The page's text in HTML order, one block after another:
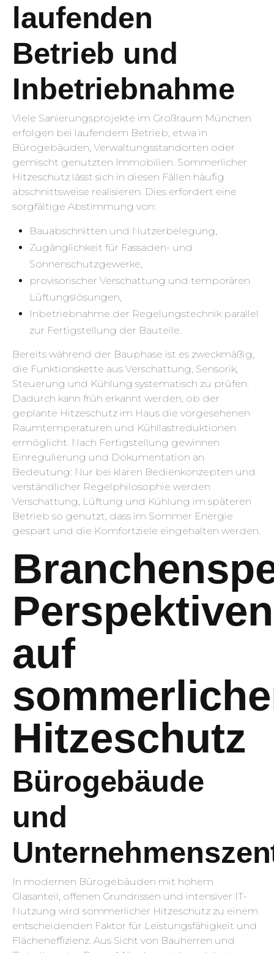
laufenden
Betrieb und
Inbetriebnahme
Viele Sanierungsprojekte im Großraum München
erfolgen bei laufendem Betrieb, etwa in
Bürogebäuden, Verwaltungsstandorten oder
gemischt genutzten Immobilien. Sommerlicher
Hitzeschutz lässt sich in diesen Fällen häufig
abschnittsweise realisieren. Dies erfordert eine
sorgfältige Abstimmung von:
Bauabschnitten und Nutzerbelegung,
Zugänglichkeit für Fassaden- und
Sonnenschutzgewerke,
provisorischer Verschattung und temporären
Lüftungslösungen,
Inbetriebnahme der Regelungstechnik parallel
zur Fertigstellung der Bauteile.
Bereits während der Bauphase ist es zweckmäßig,
die Funktionskette aus Verschattung, Sensorik,
Steuerung und Kühlung systematisch zu prüfen.
Dadurch kann früh erkannt werden, ob der
geplante Hitzeschutz im Haus die vorgesehenen
Raumtemperaturen und Kühllastreduktionen
ermöglicht. Nach Fertigstellung gewinnen
Einregulierung und Dokumentation an
Bedeutung: Nur bei klaren Bedienkonzepten und
verständlicher Regelphilosophie werden
Verschattung, Lüftung und Kühlung im späteren
Betrieb so genutzt, dass im Sommer Energie
gespart und die Komfortziele eingehalten werden.
Perspektiven
auf
Hitzeschutz
Bürogebäude
und
In modernen Bürogebäuden mit hohem
Glasanteil, offenen Grundrissen und intensiver IT-
Nutzung wird sommerlicher Hitzeschutz zu einem
entscheidenden Faktor für Leistungsfähigkeit und
Flächeneffizienz. Aus Sicht von Bauherren und